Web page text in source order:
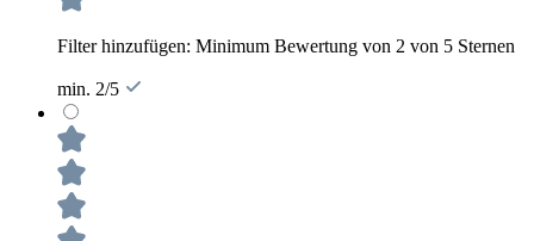
Filter hinzufügen: Minimum Bewertung von 2 von 5 Sternen
min. 2/5